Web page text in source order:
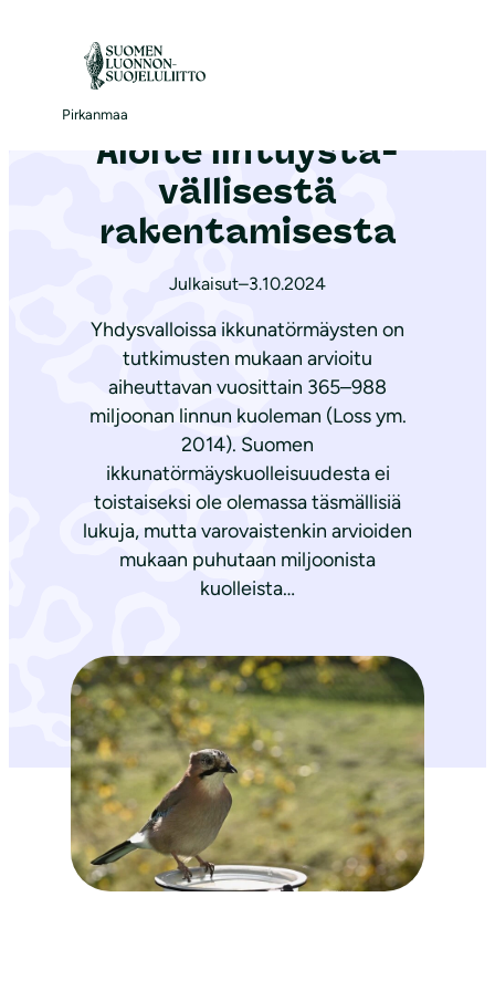
Pirkanmaa
Etusivu|Ajankohtaista
Aloite lin­tu­ys­tä­
väl­li­ses­tä
rakentamisesta
Julkaisut–3.10.2024
Yhdysvalloissa ikkunatörmäysten on
tutkimusten mukaan arvioitu
aiheuttavan vuosittain 365–988
miljoonan linnun kuoleman (Loss ym.
2014). Suomen
ikkunatörmäyskuolleisuudesta ei
toistaiseksi ole olemassa täsmällisiä
lukuja, mutta varovaistenkin arvioiden
mukaan puhutaan miljoonista
kuolleista…